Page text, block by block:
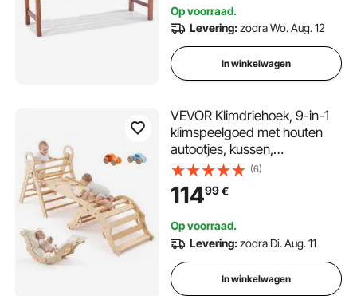
erf, veranda etc.
Op voorraad.
Levering:zodra Wo. Aug. 12
In winkelwagen
VEVOR Klimdriehoek, 9-in-1
klimspeelgoed met houten
autootjes, kussen,
klimdriehoek, glijbaan en
klimboog, draagvermogen
tot 68 kg, Montessori
van 1 tot 3 jaar.
(6)
11499€
Op voorraad.
Levering:zodra Di. Aug. 11
In winkelwagen